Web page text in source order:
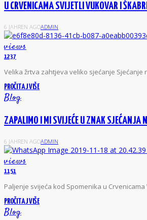
U CRVENICAMA SVIJETLI VUKOVAR I
6 JAHREN AGOADMIN
views
1237
Velika žrtva zahtjeva veliko sjećanje Sjećanje
PROČITAJ VIŠE
Blog
ZAPALIMO I MI SVIJEĆE U ZNAK SJEĆANJA
6 JAHREN AGOADMIN
views
1151
Paljenje svijeća kod Spomenika u
PROČITAJ VIŠE
Blog